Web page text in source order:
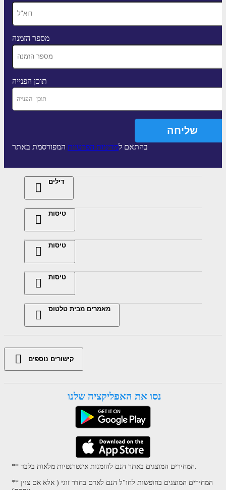
מספר הזמנה
תוכן הפנייה
בהתאם למדיניות הפרטיות המפורסמת באתר
דילים
טיסות
טיסות
טיסות
מאמרים מבית טלטוס
קישורים נוספים
נסו את האפליקציה שלנו
** המחירים המוצגים בחופשות לחו"ל הנם לאדם בחדר זוגי ( אלא אם צוין